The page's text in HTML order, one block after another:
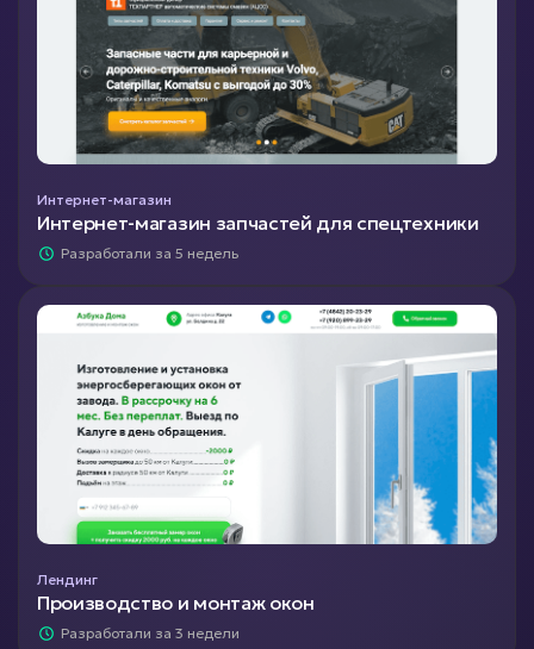
Интернет-магазин
Интернет-магазин запчастей для спецтехники
Разработали за 5 недель
Лендинг
Производство и монтаж окон
Разработали за 3 недели